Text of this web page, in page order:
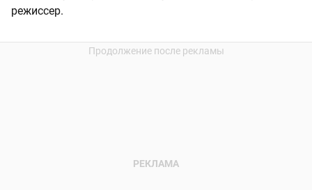
режиссер.